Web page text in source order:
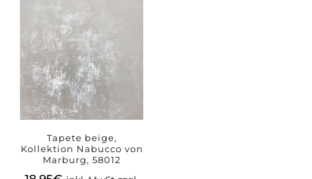
Tapete beige,
Kollektion Nabucco von
Marburg, 58012